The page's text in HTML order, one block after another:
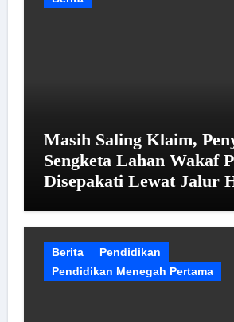
Masih Saling Klaim,
Sengketa Lahan Wakaf
Disepakati Lewat Jalur
Berita
Pendidikan
Pendidikan Menegah Pertama